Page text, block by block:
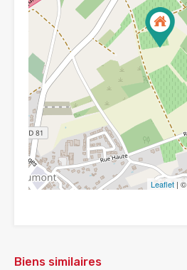
Leaflet | ©
Biens similaires